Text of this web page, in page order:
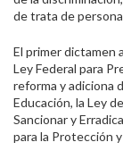
de trata de
El primer dictamen
Ley Federal para
reforma y adiciona
Educación, la Ley
Sancionar y
para la Protección